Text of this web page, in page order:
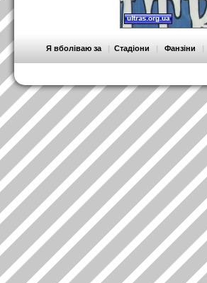
Я вболіваю за | Стадіони | Фанзіни |